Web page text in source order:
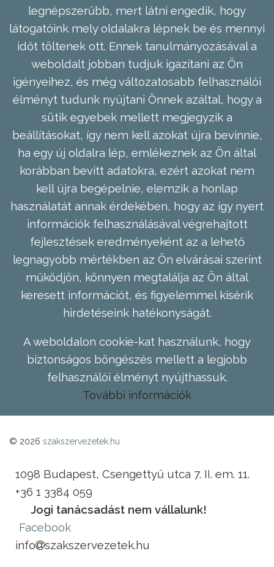
legnépszerűbb, mert látni engedik, hogy
látogatóink mely oldalakra lépnek be és mennyi
időt töltenek ott. Ennek tanulmányozásával a
weboldalt jobban tudjuk igazítani az Ön
igényeihez, és még változatosabb felhasználói
élményt tudunk nyújtani Önnek azáltal, hogy a
sütik egyebek mellett megjegyzik a
beállításokat, így nem kell azokat újra bevinnie,
ha egy új oldalra lép, emlékeznek az Ön által
korábban bevitt adatokra, ezért azokat nem
kell újra begépelnie, elemzik a honlap
használatát annak érdekében, hogy az így nyert
információk felhasználásával végrehajtott
fejlesztések eredményeként az a lehető
legnagyobb mértékben az Ön elvárásai szerint
működjön, könnyen megtalálja az Ön által
keresett információt, és figyelemmel kísérik
hirdetéseink hatékonyságát.
A weboldalon cookie-kat használunk, hogy
biztonságos böngészés mellett a legjobb
felhasználói élményt nyújthassuk.
További információk
© 2026 szakszervezetek.hu
1098 Budapest, Csengettyű utca 7. II. em. 11.
+36 1 3384 059
Jogi tanácsadást nem vállalunk!
Facebook
info
szakszervezetek.hu